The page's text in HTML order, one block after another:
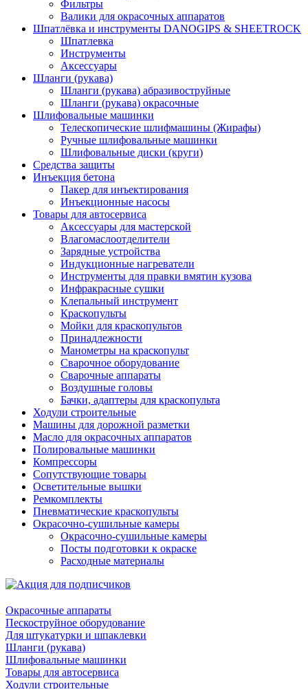
Фильтры
Валики для окрасочных аппаратов
Шпатлёвка и инструменты DANOGIPS & SHEETROCK
Шпатлевка
Инструменты
Аксессуары
Шланги (рукава)
Шланги (рукава) абразивоструйные
Шланги (рукава) окрасочные
Шлифовальные машинки
Телескопические шлифмашины (Жирафы)
Ручные шлифовальные машинки
Шлифовальные диски (круги)
Средства защиты
Инъекция бетона
Пакер для инъектирования
Инъекционные насосы
Товары для автосервиса
Аксессуары для мастерской
Влагомаслоотделители
Зарядные устройства
Индукционные нагреватели
Инструменты для правки вмятин кузова
Инфракрасные сушки
Клепальный инструмент
Краскопульты
Мойки для краскопультов
Принадлежности
Манометры на краскопульт
Сварочное оборудование
Сварочные аппараты
Воздушные головы
Бачки, адаптеры для краскопульта
Ходули строительные
Машины для дорожной разметки
Масло для окрасочных аппаратов
Полировальные машинки
Компрессоры
Сопутствующие товары
Осветительные вышки
Ремкомплекты
Пневматические краскопульты
Окрасочно-сушильные камеры
Окрасочно-сушильные камеры
Посты подготовки к окраске
Расходные материалы
Окрасочные аппараты
Пескоструйное оборудование
Для штукатурки и шпаклевки
Шланги (рукава)
Шлифовальные машинки
Товары для автосервиса
Ходули строительные